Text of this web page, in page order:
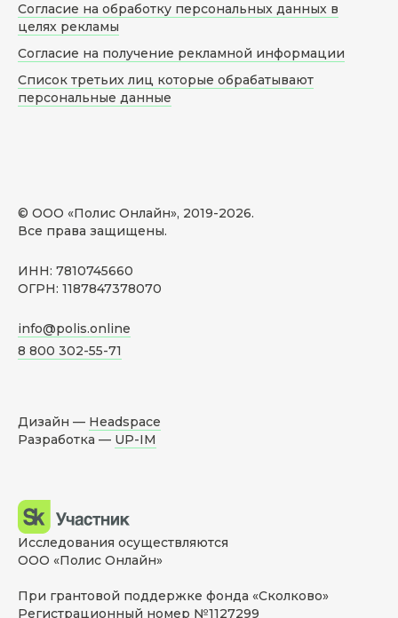
© ООО «Полис Онлайн», 2019-2026.
Все права защищены.
ИНН: 7810745660
ОГРН: 1187847378070
info@polis.online
8 800 302-55-71
Согласие на обработку персональных данных в
целях рекламы
Согласие на получение рекламной информации
Список третьих лиц которые обрабатывают
персональные данные
Дизайн — Headspace
Разработка — UP-IM
Исследования осуществляются
ООО «Полис Онлайн»
При грантовой поддержке фонда «Сколково»
Регистрационный номер №1127299